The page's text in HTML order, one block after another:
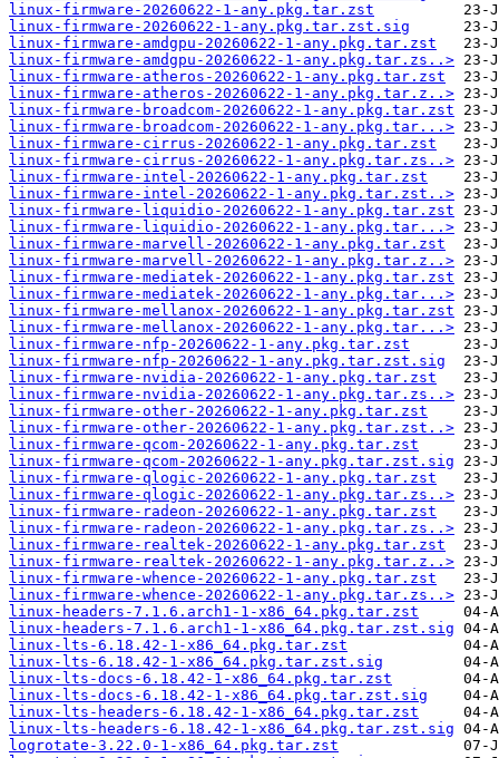
linux-firmware-20260622-1-any.pkg.tar.zst
linux-firmware-20260622-1-any.pkg.tar.zst.sig
linux-firmware-amdgpu-20260622-1-any.pkg.tar.zst
linux-firmware-amdgpu-20260622-1-any.pkg.tar.zs..>
linux-firmware-atheros-20260622-1-any.pkg.tar.zst
linux-firmware-atheros-20260622-1-any.pkg.tar.z..>
linux-firmware-broadcom-20260622-1-any.pkg.tar.zst
linux-firmware-broadcom-20260622-1-any.pkg.tar...>
linux-firmware-cirrus-20260622-1-any.pkg.tar.zst
linux-firmware-cirrus-20260622-1-any.pkg.tar.zs..>
linux-firmware-intel-20260622-1-any.pkg.tar.zst
linux-firmware-intel-20260622-1-any.pkg.tar.zst..>
linux-firmware-liquidio-20260622-1-any.pkg.tar.zst
linux-firmware-liquidio-20260622-1-any.pkg.tar...>
linux-firmware-marvell-20260622-1-any.pkg.tar.zst
linux-firmware-marvell-20260622-1-any.pkg.tar.z..>
linux-firmware-mediatek-20260622-1-any.pkg.tar.zst
linux-firmware-mediatek-20260622-1-any.pkg.tar...>
linux-firmware-mellanox-20260622-1-any.pkg.tar.zst
linux-firmware-mellanox-20260622-1-any.pkg.tar...>
linux-firmware-nfp-20260622-1-any.pkg.tar.zst
linux-firmware-nfp-20260622-1-any.pkg.tar.zst.sig
linux-firmware-nvidia-20260622-1-any.pkg.tar.zst
linux-firmware-nvidia-20260622-1-any.pkg.tar.zs..>
linux-firmware-other-20260622-1-any.pkg.tar.zst
linux-firmware-other-20260622-1-any.pkg.tar.zst..>
linux-firmware-qcom-20260622-1-any.pkg.tar.zst
linux-firmware-qcom-20260622-1-any.pkg.tar.zst.sig
linux-firmware-qlogic-20260622-1-any.pkg.tar.zst
linux-firmware-qlogic-20260622-1-any.pkg.tar.zs..>
linux-firmware-radeon-20260622-1-any.pkg.tar.zst
linux-firmware-radeon-20260622-1-any.pkg.tar.zs..>
linux-firmware-realtek-20260622-1-any.pkg.tar.zst
linux-firmware-realtek-20260622-1-any.pkg.tar.z..>
linux-firmware-whence-20260622-1-any.pkg.tar.zst
linux-firmware-whence-20260622-1-any.pkg.tar.zs..>
linux-headers-7.1.6.arch1-1-x86_64.pkg.tar.zst
linux-headers-7.1.6.arch1-1-x86_64.pkg.tar.zst.sig
linux-lts-6.18.42-1-x86_64.pkg.tar.zst
linux-lts-6.18.42-1-x86_64.pkg.tar.zst.sig
linux-lts-docs-6.18.42-1-x86_64.pkg.tar.zst
linux-lts-docs-6.18.42-1-x86_64.pkg.tar.zst.sig
linux-lts-headers-6.18.42-1-x86_64.pkg.tar.zst
linux-lts-headers-6.18.42-1-x86_64.pkg.tar.zst.sig
logrotate-3.22.0-1-x86_64.pkg.tar.zst